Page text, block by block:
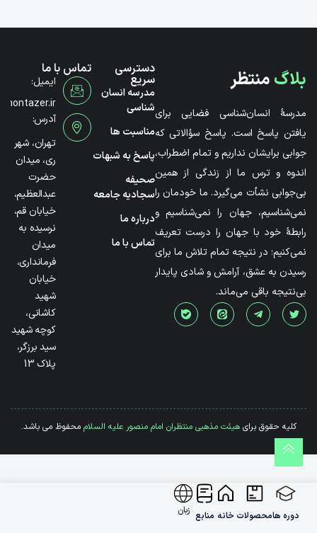
بلاگمنتظر
مدرسۀ انسان‌شناسی فضایی برای
یافتن پاسخ است. پاسخ سؤالاتی که
جوابی برایشان نداریم و تمام اضطراب،
اندوه و ترس ما از زندگی از همین
بی‌جوابی نشأت می‌گیرد. ما خودمان را
نمی‌شناسیم، جهان را نمی‌شناسیم و
رابطۀ خود با جهان را درست تعریف
نمی‌کنیم؛ در نتیجه تمام تلاش ما برای
رسیدن به عشق، آرامش و شادی پایدار
بی‌نتیجه باقی می‌ماند.
دسترسی
سریع
مدرسه انسان
شناسی
مناسبت ها
پاسخ به شبهات
صحیفه
سجادیه جامعه
درباره ما
تماس با ما
تماس با ما
ایمیل:
آدرس:
تهران، شهر
ری، میدان
حضرت
عبدالعظیم،
خیابان قم،
نرسیده به
میدان
فرمانداری،
خیابان
شهید
کاشانی،
کوچه شهید
سید برزگر،
پلاک 13
کلیه حقوق برایهیئت مذهبی منتظران امام منصور علیه السلاممحفوظ می باشد.
دوره هامحصولات خانه منابع زبان